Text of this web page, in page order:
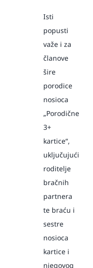
Isti
popusti
važe i za
članove
šire
porodice
nosioca
„Porodične
3+
kartice“,
uključujući
roditelje
bračnih
partnera
te braću i
sestre
nosioca
kartice i
njegovog